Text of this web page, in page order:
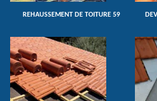
REHAUSSEMENT DE TOITURE 59